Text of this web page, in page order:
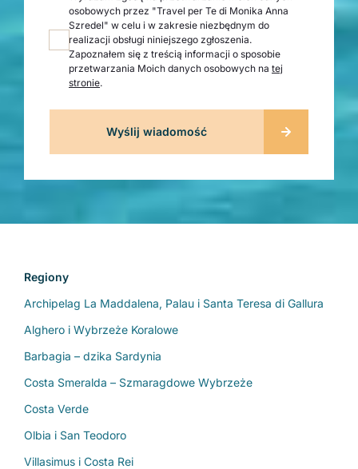
osobowych przez "Travel per Te di Monika Anna
Szredel" w celu i w zakresie niezbędnym do
realizacji obsługi niniejszego zgłoszenia.
Zapoznałem się z treścią informacji o sposobie
przetwarzania Moich danych osobowych na tej
stronie.
Regiony
Archipelag La Maddalena, Palau i Santa Teresa di Gallura
Alghero i Wybrzeże Koralowe
Barbagia – dzika Sardynia
Costa Smeralda – Szmaragdowe Wybrzeże
Costa Verde
Olbia i San Teodoro
Villasimus i Costa Rei